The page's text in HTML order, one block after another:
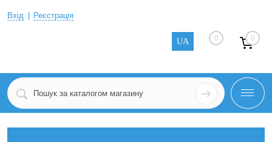
Вхід Реєстрація
UA 0 0